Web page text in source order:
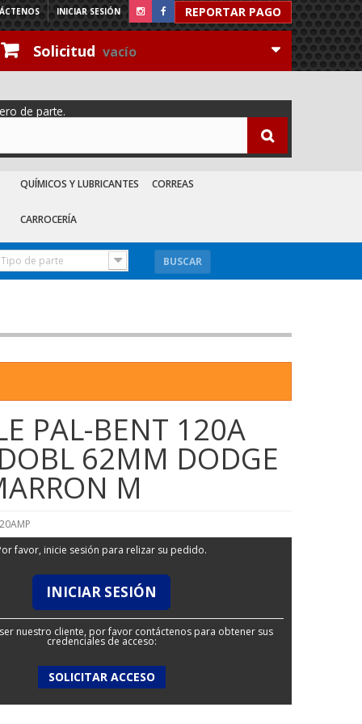
REPORTAR PAGO
INICIAR SESIÓN
Solicitud vacío
de parte.
QUÍMICOS Y LUBRICANTES CORREAS
CARROCERÍA
Tipo de parte BUSCAR
PAL-BENT 120A
62MM DODGE
M
favor, inicie sesión para relizar su pedido.
INICIAR SESIÓN
nuestro cliente, por favor contáctenos para obtener sus
credenciales de acceso:
SOLICITAR ACCESO